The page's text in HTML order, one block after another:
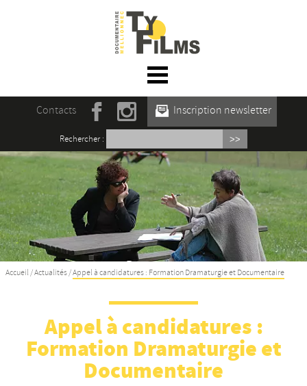
☰ Menu
Accueil
Actualités
L’association
Rencontres du film documentaire de
Mellionnec
Projections
Se former
Nos productions et +
Contacts Inscription newsletter
Rechercher :
Accueil /Actualités /Appel à candidatures : Formation Dramaturgie et Documentaire
Appel à candidatures :
Formation Dramaturgie et
Documentaire